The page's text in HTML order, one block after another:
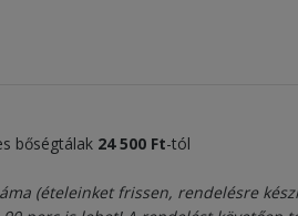
bőségtálak 24500 Ft-tól
(ételeinket frissen, rendelésre